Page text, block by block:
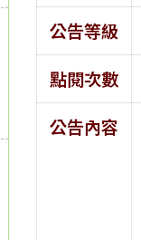
公告等級
點閱次數
公告內容